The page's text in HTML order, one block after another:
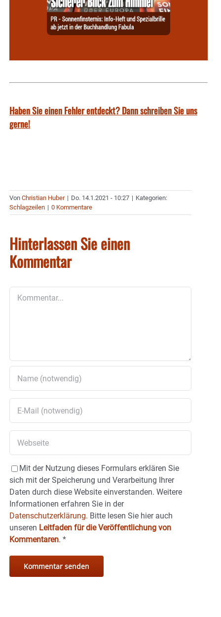
Haben Sie einen Fehler entdeckt? Dann schreiben Sie uns
gerne!
Von Christian Huber | Do. 14.1.2021 - 10:27 | Kategorien:
Schlagzeilen | 0 Kommentare
Hinterlassen Sie einen
Kommentar
Mit der Nutzung dieses Formulars erklären Sie
sich mit der Speicherung und Verarbeitung Ihrer
Daten durch diese Website einverstanden. Weitere
Informationen erfahren Sie in der
Datenschutzerklärung. Bitte lesen Sie hier auch
unseren Leitfaden für die Veröffentlichung von
Kommentaren. *